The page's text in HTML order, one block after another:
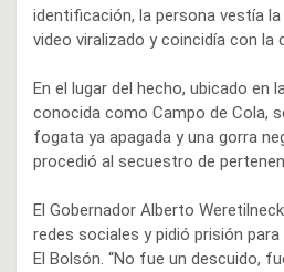
identificación, la persona vestía
video viralizado y coincidía con la
En el lugar del hecho, ubicado en
conocida como Campo de Cola,
fogata ya apagada y una gorra
procedió al secuestro de
El Gobernador Alberto
redes sociales y pidió prisión
El Bolsón. “No fue un descuido,